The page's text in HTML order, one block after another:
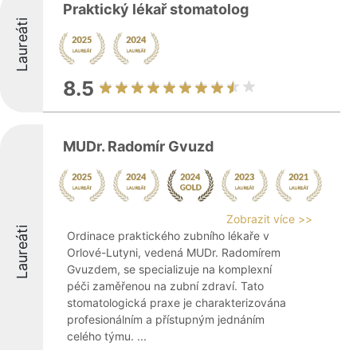
Laureáti
Praktický lékař stomatolog
8.5
Laureáti
MUDr. Radomír Gvuzd
Zobrazit více >>
Ordinace praktického zubního lékaře v
Orlové-Lutyni, vedená MUDr. Radomírem
Gvuzdem, se specializuje na komplexní
péči zaměřenou na zubní zdraví. Tato
stomatologická praxe je charakterizována
profesionálním a přístupným jednáním
celého týmu. ...